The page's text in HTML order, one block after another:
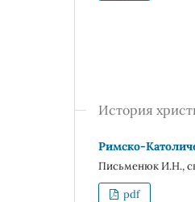
История
Римско-
Письменюк И.Н.,
pdf